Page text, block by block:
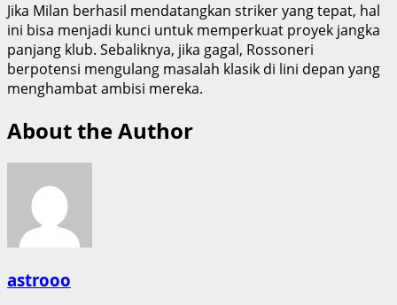
Jika Milan berhasil mendatangkan striker yang tepat, hal
ini bisa menjadi kunci untuk memperkuat proyek jangka
panjang klub. Sebaliknya, jika gagal, Rossoneri
berpotensi mengulang masalah klasik di lini depan yang
menghambat ambisi mereka.
About the Author
astrooo